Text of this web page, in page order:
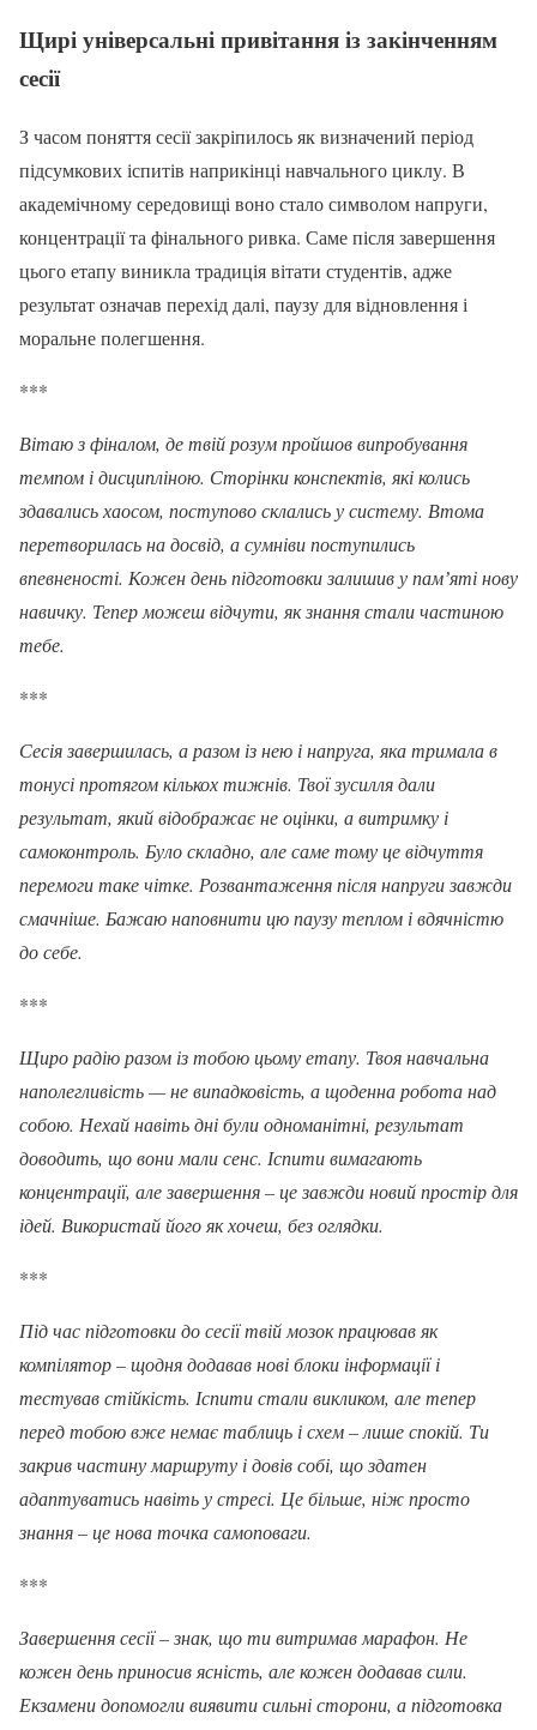
Щирі універсальні привітання із закінченням
сесії
З часом поняття сесії закріпилось як визначений період
підсумкових іспитів наприкінці навчального циклу. В
академічному середовищі воно стало символом напруги,
концентрації та фінального ривка. Саме після завершення
цього етапу виникла традиція вітати студентів, адже
результат означав перехід далі, паузу для відновлення і
моральне полегшення.
***
Вітаю з фіналом, де твій розум пройшов випробування
темпом і дисципліною. Сторінки конспектів, які колись
здавались хаосом, поступово склались у систему. Втома
перетворилась на досвід, а сумніви поступились
впевненості. Кожен день підготовки залишив у памʼяті нову
навичку. Тепер можеш відчути, як знання стали частиною
тебе.
***
Сесія завершилась, а разом із нею і напруга, яка тримала в
тонусі протягом кількох тижнів. Твої зусилля дали
результат, який відображає не оцінки, а витримку і
самоконтроль. Було складно, але саме тому це відчуття
перемоги таке чітке. Розвантаження після напруги завжди
смачніше. Бажаю наповнити цю паузу теплом і вдячністю
до себе.
***
Щиро радію разом із тобою цьому етапу. Твоя навчальна
наполегливість — не випадковість, а щоденна робота над
собою. Нехай навіть дні були одноманітні, результат
доводить, що вони мали сенс. Іспити вимагають
концентрації, але завершення – це завжди новий простір для
ідей. Використай його як хочеш, без оглядки.
***
Під час підготовки до сесії твій мозок працював як
компілятор – щодня додавав нові блоки інформації і
тестував стійкість. Іспити стали викликом, але тепер
перед тобою вже немає таблиць і схем – лише спокій. Ти
закрив частину маршруту і довів собі, що здатен
адаптуватись навіть у стресі. Це більше, ніж просто
знання – це нова точка самоповаги.
***
Завершення сесії – знак, що ти витримав марафон. Не
кожен день приносив ясність, але кожен додавав сили.
Екзамени допомогли виявити сильні сторони, а підготовка